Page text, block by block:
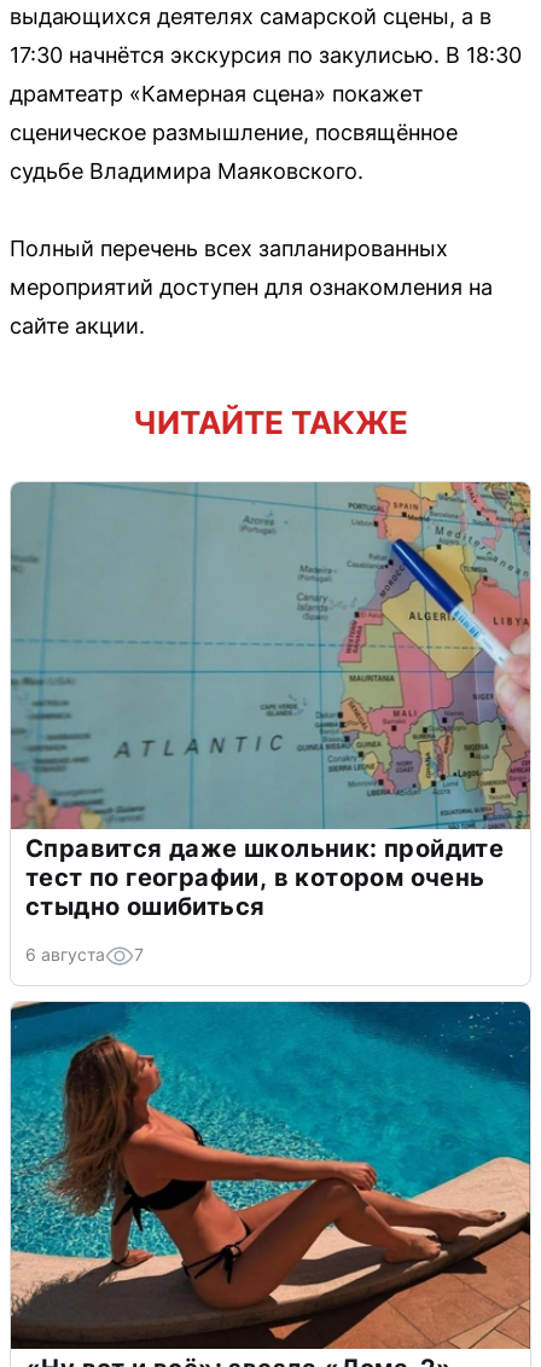
выдающихся деятелях самарской сцены, а в
17:30 начнётся экскурсия по закулисью. В 18:30
драмтеатр «Камерная сцена» покажет
сценическое размышление, посвящённое
судьбе Владимира Маяковского.
Полный перечень всех запланированных
мероприятий доступен для ознакомления на
сайте акции.
ЧИТАЙТЕ ТАКЖЕ
Справится даже школьник: пройдите
тест по географии, в котором очень
стыдно ошибиться
6 августа 7